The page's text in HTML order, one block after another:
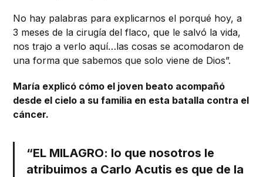
No hay palabras para explicarnos el porqué hoy, a
3 meses de la cirugía del flaco, que le salvó la vida,
nos trajo a verlo aquí…las cosas se acomodaron de
una forma que sabemos que solo viene de Dios”.
María explicó cómo el joven beato acompañó
desde el cielo a su familia en esta batalla contra el
cáncer.
“EL MILAGRO: lo que nosotros le
atribuimos a Carlo Acutis es que de la